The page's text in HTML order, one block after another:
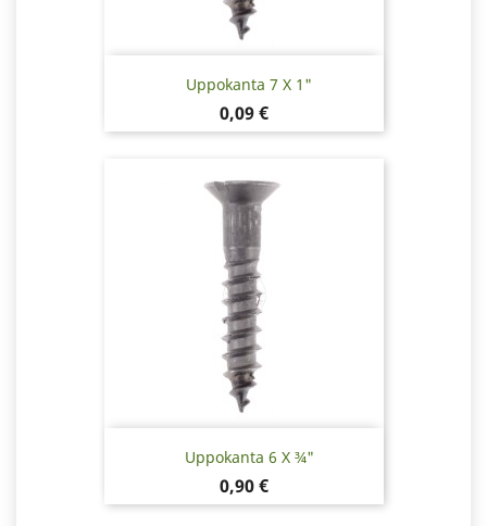
Uppokanta 7 X 1"
Hinta
0,09 €
Uppokanta 6 X ¾"
Hinta
0,90 €